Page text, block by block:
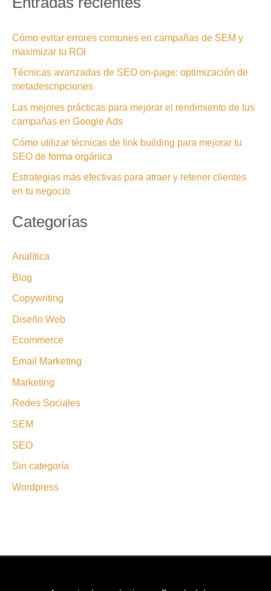
Cómo evitar errores comunes en campañas de SEM y
maximizar tu ROI
Técnicas avanzadas de SEO on-page: optimización de
metadescripciones
Las mejores prácticas para mejorar el rendimiento de tus
campañas en Google Ads
Cómo utilizar técnicas de link building para mejorar tu
SEO de forma orgánica
Estrategias más efectivas para atraer y retener clientes
en tu negocio
Categorías
Analítica
Blog
Copywriting
Diseño Web
Ecommerce
Email Marketing
Marketing
Redes Sociales
SEM
SEO
Sin categoría
Wordpress